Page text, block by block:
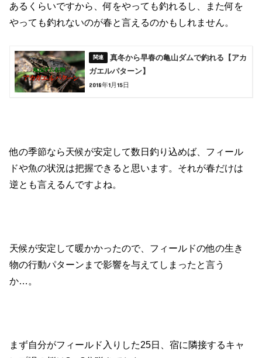
あるくらいですから、何をやっても釣れるし、また何を
やっても釣れないのが春と言えるのかもしれません。
真冬から早春の亀山ダムで釣れる【アカ
ガエルパターン】
2018年1月15日
他の季節なら天候が安定して数日釣り込めば、フィール
ドや魚の状況は把握できると思います。それが春だけは
逆とも言えるんですよね。
天候が安定して暖かかったので、フィールドの他の生き
物の行動パターンまで影響を与えてしまったと言う
か…。
まず自分がフィールド入りした25日、宿に隣接するキャ